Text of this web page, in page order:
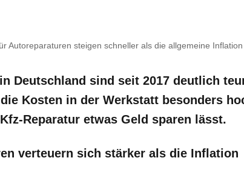
Autoreparaturen steigen schneller als die allgemeine Inflation
Deutschland sind seit 2017 deutlich
Kosten in der Werkstatt besonders
Reparatur etwas Geld sparen lässt.
verteuern sich stärker als die Inflation